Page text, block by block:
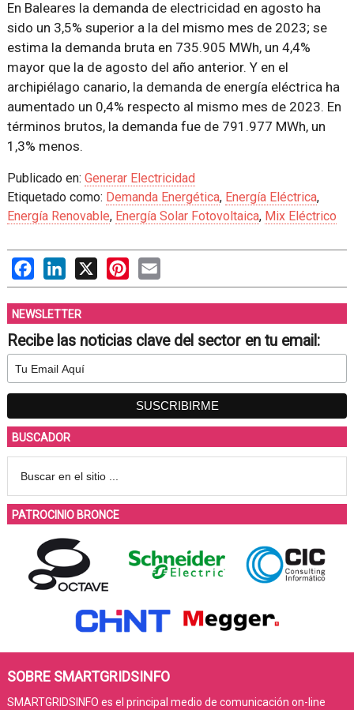
En Baleares la demanda de electricidad en agosto ha
sido un 3,5% superior a la del mismo mes de 2023; se
estima la demanda bruta en 735.905 MWh, un 4,4%
mayor que la de agosto del año anterior. Y en el
archipiélago canario, la demanda de energía eléctrica ha
aumentado un 0,4% respecto al mismo mes de 2023. En
términos brutos, la demanda fue de 791.977 MWh, un
1,3% menos.
Publicado en: Generar Electricidad
Etiquetado como: Demanda Energética, Energía Eléctrica,
Energía Renovable, Energía Solar Fotovoltaica, Mix Eléctrico
FacebookLinkedIn Pinterest
NEWSLETTER
Recibe las noticias clave del sector en tu email:
BUSCADOR
PATROCINIO BRONCE
SOBRE SMARTGRIDSINFO
SMARTGRIDSINFO es el principal medio de comunicación on-line